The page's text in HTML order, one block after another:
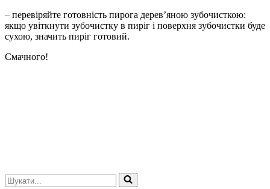
– перевіряйте готовність пирога дерев’яною зубочисткою:
якщо увіткнути зубочистку в пиріг і поверхня зубочистки буде
сухою, значить пиріг готовий.
Смачного!
Шукати...